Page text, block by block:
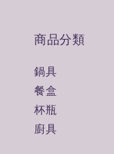
商品分類
鍋具
餐盒
杯瓶
廚具